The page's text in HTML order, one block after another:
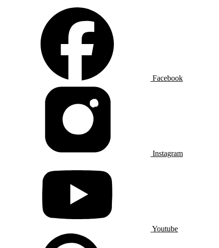
Facebook
Instagram
Youtube